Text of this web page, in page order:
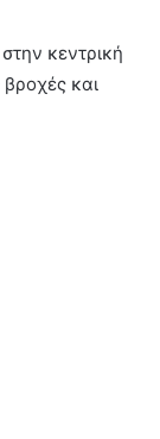
κεντρική
και